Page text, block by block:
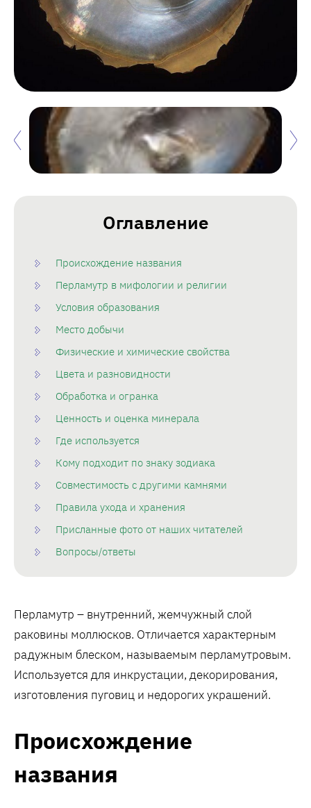
Оглавление
Происхождение названия
Перламутр в мифологии и религии
Условия образования
Место добычи
Физические и химические свойства
Цвета и разновидности
Обработка и огранка
Ценность и оценка минерала
Где используется
Кому подходит по знаку зодиака
Совместимость с другими камнями
Правила ухода и хранения
Присланные фото от наших читателей
Вопросы/ответы
Перламутр – внутренний, жемчужный слой
раковины моллюсков. Отличается характерным
радужным блеском, называемым перламутровым.
Используется для инкрустации, декорирования,
изготовления пуговиц и недорогих украшений.
Происхождение
названия